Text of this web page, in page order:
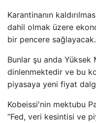
Karantinanın
dahil olmak üzere
bir pencere sağlayacak.
Bunlar şu anda Yüksek
dinlenmektedir ve bu
piyasaya yeni fiyat
Kobeissi'nin mektubu
“Fed, veri kesintisi ve